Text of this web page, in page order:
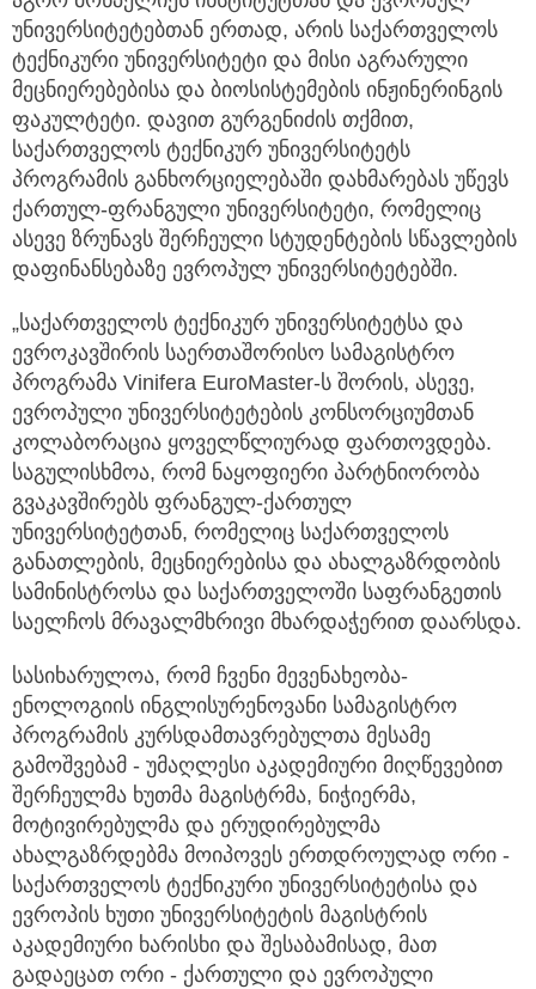
უნივერსიტეტებთან ერთად, არის საქართველოს
ტექნიკური უნივერსიტეტი და მისი აგრარული
მეცნიერებებისა და ბიოსისტემების ინჟინერინგის
ფაკულტეტი. დავით გურგენიძის თქმით,
საქართველოს ტექნიკურ უნივერსიტეტს
პროგრამის განხორციელებაში დახმარებას უწევს
ქართულ-ფრანგული უნივერსიტეტი, რომელიც
ასევე ზრუნავს შერჩეული სტუდენტების სწავლების
დაფინანსებაზე ევროპულ უნივერსიტეტებში.
„საქართველოს ტექნიკურ უნივერსიტეტსა და
ევროკავშირის საერთაშორისო სამაგისტრო
პროგრამა Vinifera EuroMaster-ს შორის, ასევე,
ევროპული უნივერსიტეტების კონსორციუმთან
კოლაბორაცია ყოველწლიურად ფართოვდება.
საგულისხმოა, რომ ნაყოფიერი პარტნიორობა
გვაკავშირებს ფრანგულ-ქართულ
უნივერსიტეტთან, რომელიც საქართველოს
განათლების, მეცნიერებისა და ახალგაზრდობის
სამინისტროსა და საქართველოში საფრანგეთის
საელჩოს მრავალმხრივი მხარდაჭერით დაარსდა.
სასიხარულოა, რომ ჩვენი მევენახეობა-
ენოლოგიის ინგლისურენოვანი სამაგისტრო
პროგრამის კურსდამთავრებულთა მესამე
გამოშვებამ - უმაღლესი აკადემიური მიღწევებით
შერჩეულმა ხუთმა მაგისტრმა, ნიჭიერმა,
მოტივირებულმა და ერუდირებულმა
ახალგაზრდებმა მოიპოვეს ერთდროულად ორი -
საქართველოს ტექნიკური უნივერსიტეტისა და
ევროპის ხუთი უნივერსიტეტის მაგისტრის
აკადემიური ხარისხი და შესაბამისად, მათ
გადაეცათ ორი - ქართული და ევროპული